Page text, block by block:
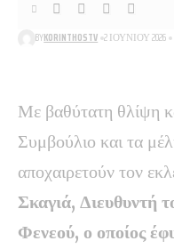
BYKORINTHOSTV 2 ΙΟΥΝΊΟΥ 2026
Με βαθύτατη θλίψη
Συμβούλιο και τα
αποχαιρετούν τον
Σκαγιά, Διευθυντή
Φενεού, ο οποίος